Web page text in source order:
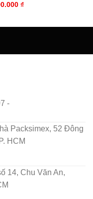
₫
-
Packsimex, 52 Đông
HCM
14, Chu Văn An,